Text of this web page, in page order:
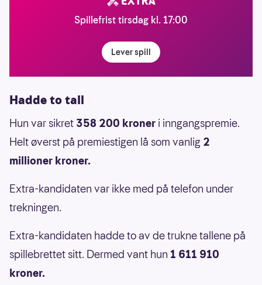
Spillefrist tirsdag kl. 17:00
Lever spill
Hadde to tall
Hun var sikret 358 200 kroner i inngangspremie.
Helt øverst på premiestigen lå som vanlig 2
millioner kroner.
Extra-kandidaten var ikke med på telefon under
trekningen.
Extra-kandidaten hadde to av de trukne tallene på
spillebrettet sitt. Dermed vant hun 1 611 910
kroner.